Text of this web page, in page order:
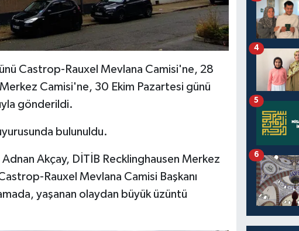
Castrop-Rauxel Mevlana Camisi'ne, 28
Camisi'ne, 30 Ekim Pazartesi günü
gönderildi.
bulunuldu.
Akçay, DİTİB Recklinghausen Merkez
Rauxel Mevlana Camisi Başkanı
yaşanan olaydan büyük üzüntü
4
5
6